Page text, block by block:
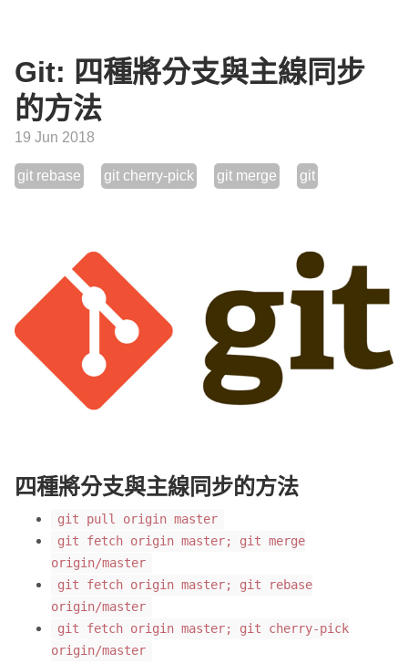
Git: 四種將分支與主線同步
的方法
19 Jun 2018
git rebase git cherry-pick git merge git
四種將分支與主線同步的方法
git pull origin master
git fetch origin master; git merge
origin/master
git fetch origin master; git rebase
origin/master
git fetch origin master; git cherry-pick
origin/master